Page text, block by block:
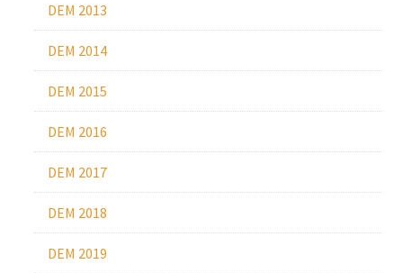
DEM 2013
DEM 2014
DEM 2015
DEM 2016
DEM 2017
DEM 2018
DEM 2019